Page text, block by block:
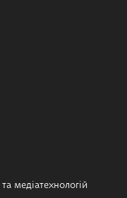
медіатехнологій